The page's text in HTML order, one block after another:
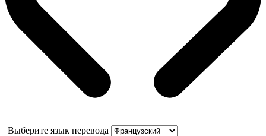
Выберите язык перевода